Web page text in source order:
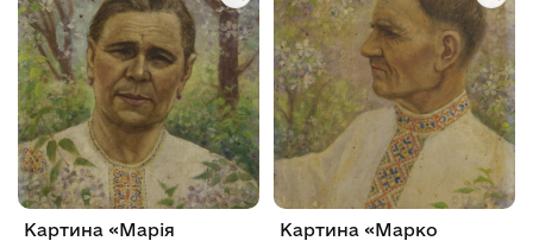
Картина «Марія
Картина «Марко